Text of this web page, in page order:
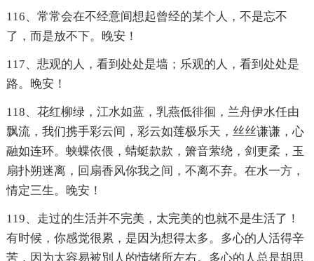
116、常常会在不经意间想起曾经的某个人，不是忘不
了，而是放不下。晚安！
117、悲观的人，看到处处是墙；乐观的人，看到处处是
路。晚安！
118、花红柳绿，江水如蓝，乳燕低徘徊，兰舟伊水任由
飘流，我们携手彩云间，彩云如莲极乐天，丝丝谦谦，心
融如连环。蛱蝶依偎，蜻蜓款款，箫音萦绕，剑更柔，玉
扇扑朔迷离，回扇香风你我之间，不离不弃。在水一方，
情定三生。晚安！
119、走过的生活并不完美，太完美的也就不是生活了！
有时候，你感觉很累，是因为想得太多。多心的人活得辛
苦，因为太容易被別人的情绪所左右。多心的人总是胡思